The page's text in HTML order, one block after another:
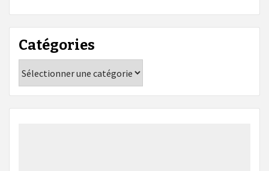
Catégories